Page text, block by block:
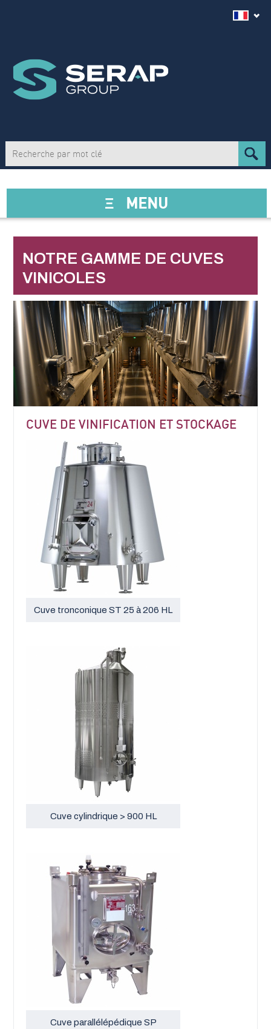
Ξ MENU
NOTRE GAMME DE CUVES
VINICOLES
CUVE DE VINIFICATION ET STOCKAGE
Cuve tronconique ST 25 à 206 HL
Cuve cylindrique > 900 HL
Cuve parallélépédique SP